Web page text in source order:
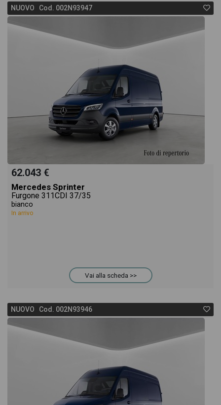
NUOVO Cod. 002N93947
62.043 €
Mercedes Sprinter
Furgone 311CDI 37/35
bianco
In arrivo
Vai alla scheda >>
NUOVO Cod. 002N93946